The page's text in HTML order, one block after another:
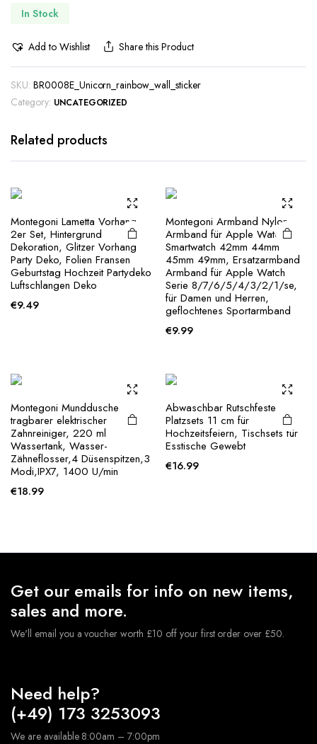
In Stock
Add to Wishlist Share this Product
SKU: BR0008E_Unicorn_rainbow_wall_sticker
Category: UNCATEGORIZED
Related products
Montegoni Lametta Vorhang
2er Set, Hintergrund
Dekoration, Glitzer Vorhang
Party Deko, Folien Fransen
Geburtstag Hochzeit Partydeko
Luftschlangen Deko
€9.49
Montegoni Armband Nylon
Armband für Apple Watch
Smartwatch 42mm 44mm
45mm 49mm, Ersatzarmband
Armband für Apple Watch
Serie 8/7/6/5/4/3/2/1/se,
für Damen und Herren,
geflochtenes Sportarmband
€9.99
Montegoni Munddusche
tragbarer elektrischer
Zahnreiniger, 220 ml
Wassertank, Wasser-
Zähneflosser,4 Düsenspitzen,3
Modi,IPX7, 1400 U/min
€18.99
Abwaschbar Rutschfeste
Platzsets 11 cm für
Hochzeitsfeiern, Tischsets für
Esstische Gewebt
€16.99
Get our emails for info on new items,
sales and more.
We'll email you a voucher worth £10 off your first order over £50.
Need help?
(+49) 173 3253093
We are available 8:00am – 7:00pm